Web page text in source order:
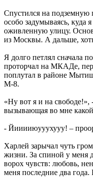
Спустился на подземную
особо задумываясь, куда
оживленную улицу.
из Москвы. А дальше,
Я долго петлял сначала
проторчал на МКАДе,
поплутал в районе
М-8.
«Ну вот я и на свободе!»,
вызывающая во мне
- Йииииюууухууу! –
Харлей зарычал чуть
жизни. За спиной у меня
ворох чувств: любовь,
меня последние два